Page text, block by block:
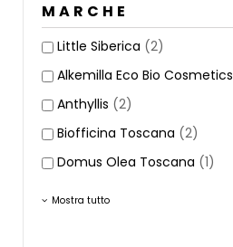
MARCHE
Little Siberica (2)
Alkemilla Eco Bio Cosmetics
Anthyllis (2)
Biofficina Toscana (2)
Domus Olea Toscana (1)
Mostra tutto